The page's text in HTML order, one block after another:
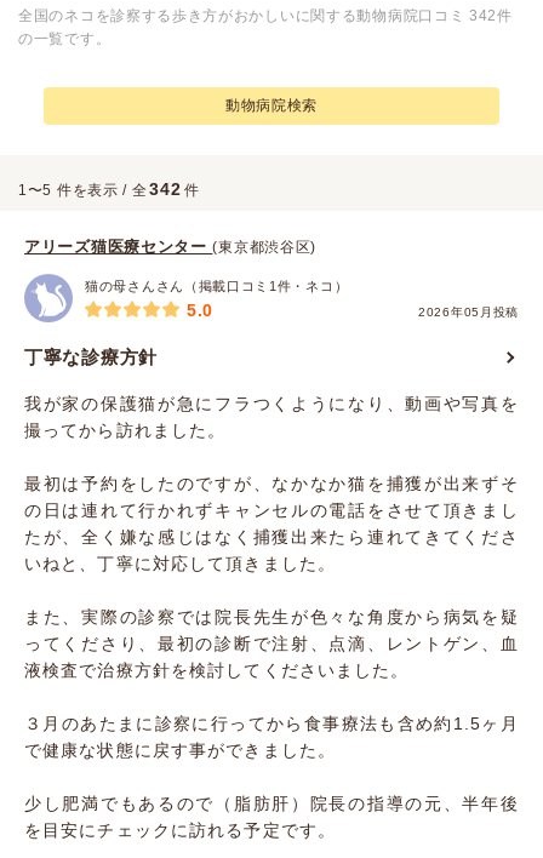
全国のネコを診察する歩き方がおかしいに関する動物病院口コミ 342件
の一覧です。
動物病院検索
1〜5 件を表示 / 全342 件
アリーズ猫医療センター(東京都渋谷区)
猫の母さんさん（掲載口コミ1件・ネコ）
2026年05月投稿
5.0
丁寧な診療方針
我が家の保護猫が急にフラつくようになり、動画や写真を
撮ってから訪れました。
最初は予約をしたのですが、なかなか猫を捕獲が出来ずそ
の日は連れて行かれずキャンセルの電話をさせて頂きまし
たが、全く嫌な感じはなく捕獲出来たら連れてきてくださ
いねと、丁寧に対応して頂きました。
また、実際の診察では院長先生が色々な角度から病気を疑
ってくださり、最初の診断で注射、点滴、レントゲン、血
液検査で治療方針を検討してくださいました。
３月のあたまに診察に行ってから食事療法も含め約1.5ヶ月
で健康な状態に戻す事ができました。
少し肥満でもあるので（脂肪肝）院長の指導の元、半年後
を目安にチェックに訪れる予定です。